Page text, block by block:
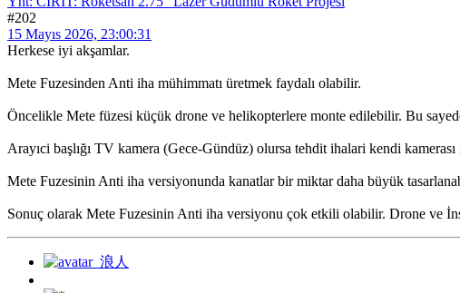
#202
15 Mayıs 2026, 23:00:31
Herkese iyi akşamlar.
Mete Fuzesinden Anti iha mühimmatı üretmek faydalı olabilir.
Öncelikle Mete füzesi küçük drone ve helikopterlere monte edilebilir. Bu
Arayıci başlığı TV kamera (Gece-Gündüz) olursa tehdit ihalari kendi
Mete Fuzesinin Anti iha versiyonunda kanatlar bir miktar daha büyük
Sonuç olarak Mete Fuzesinin Anti iha versiyonu çok etkili olabilir. Drone ve